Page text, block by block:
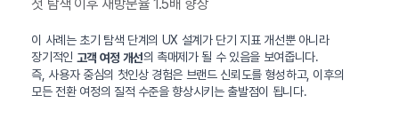
첫 탐색 이후 재방문율 1.5배 향상
이 사례는 초기 탐색 단계의 UX 설계가 단기 지표 개선뿐 아니라
장기적인 고객 여정 개선의 촉매제가 될 수 있음을 보여줍니다.
즉, 사용자 중심의 첫인상 경험은 브랜드 신뢰도를 형성하고, 이후의
모든 전환 여정의 질적 수준을 향상시키는 출발점이 됩니다.